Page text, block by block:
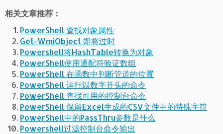
相关文章推荐：
PowerShell 查找对象属性
Get-WmiObject 即将过时
Powershell将HashTable转换为对象
PowerShell使用通配符验证数组
PowerShell 在函数中判断管道的位置
PowerShell 运行以数字开头的命令
PowerShell 查找可用的控制台命令
PowerShell 保留Excel生成的CSV文件中的特殊字符
PowerShell中的PassThru参数是什么
Powershell过滤控制台命令输出